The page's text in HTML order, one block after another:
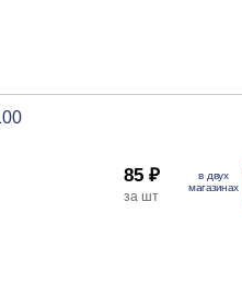
85 ₽